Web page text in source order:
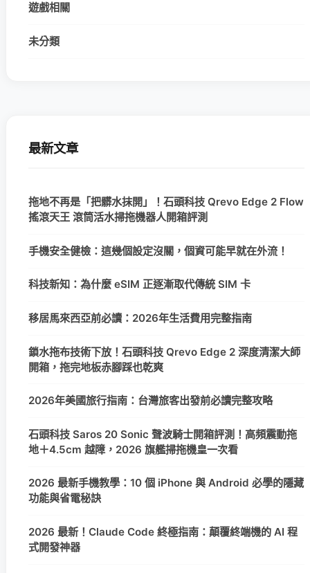
遊戲相關
未分類
最新文章
拖地不再是「把髒水抹開」！石頭科技 Qrevo Edge 2 Flow
搖滾天王 滾筒活水掃拖機器人開箱評測
手機安全健檢：這幾個設定沒關，個資可能早就在外流！
科技新知：為什麼 eSIM 正逐漸取代傳統 SIM 卡
移居馬來西亞前必讀：2026年生活費用完整指南
鎖水拖布技術下放！石頭科技 Qrevo Edge 2 深度清潔大師
開箱，拖完地板赤腳踩也乾爽
2026年美國旅行指南：台灣旅客出發前必讀完整攻略
石頭科技 Saros 20 Sonic 聲波騎士開箱評測！高頻震動拖
地＋4.5cm 越障，2026 旗艦掃拖機皇一次看
2026 最新手機教學：10 個 iPhone 與 Android 必學的隱藏
功能與省電秘訣
2026 最新！Claude Code 終極指南：顛覆終端機的 AI 程
式開發神器